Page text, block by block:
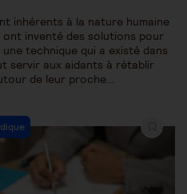
inhérents à la nature humaine
inventé des solutions pour
technique qui a existé dans
servir aux aidants à rétablir
de leur proche…